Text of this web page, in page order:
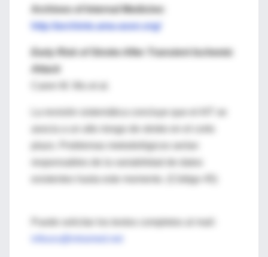
Archives of Internal Medicine:
http://archinte.ama-assn.org/
Early Risk of Stroke After Transient Ischemic
Attack
asocia a un alto riesgo de stroke en el corto
plazo. Problemas metodológicos serían
existentes hasta este momento. (Código 45)